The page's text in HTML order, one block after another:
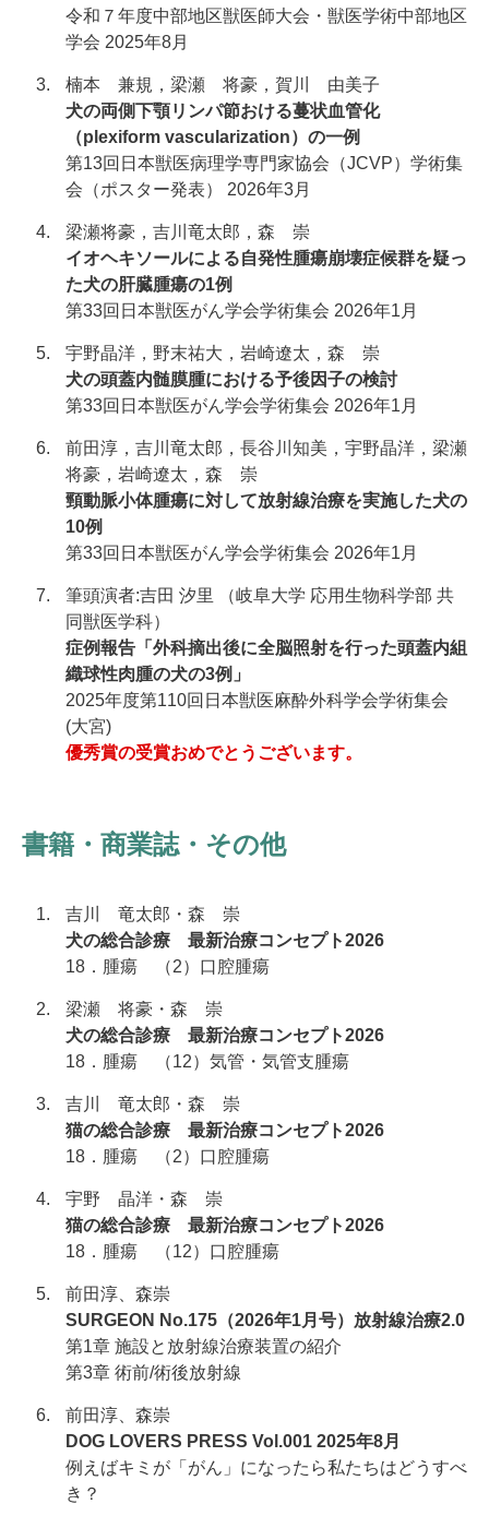
令和７年度中部地区獣医師大会・獣医学術中部地区
学会 2025年8月
楠本 兼規，梁瀬 将豪，賀川 由美子
犬の両側下顎リンパ節おける蔓状血管化
（plexiform vascularization）の一例
第13回日本獣医病理学専門家協会（JCVP）学術集
会（ポスター発表） 2026年3月
梁瀬将豪，吉川竜太郎，森 崇
イオヘキソールによる自発性腫瘍崩壊症候群を疑っ
た犬の肝臓腫瘍の1例
第33回日本獣医がん学会学術集会 2026年1月
宇野晶洋，野末祐大，岩崎遼太，森 崇
犬の頭蓋内髄膜腫における予後因子の検討
第33回日本獣医がん学会学術集会 2026年1月
前田淳，吉川竜太郎，長谷川知美，宇野晶洋，梁瀬
将豪，岩崎遼太，森 崇
頸動脈小体腫瘍に対して放射線治療を実施した犬の
10例
第33回日本獣医がん学会学術集会 2026年1月
筆頭演者:吉田 汐里 （岐阜大学 応用生物科学部 共
同獣医学科）
症例報告「外科摘出後に全脳照射を行った頭蓋内組
織球性肉腫の犬の3例」
2025年度第110回日本獣医麻酔外科学会学術集会
(大宮)
優秀賞の受賞おめでとうございます。
書籍・商業誌・その他
吉川 竜太郎・森 崇
犬の総合診療 最新治療コンセプト2026
18．腫瘍 （2）口腔腫瘍
梁瀬 将豪・森 崇
犬の総合診療 最新治療コンセプト2026
18．腫瘍 （12）気管・気管支腫瘍
吉川 竜太郎・森 崇
猫の総合診療 最新治療コンセプト2026
18．腫瘍 （2）口腔腫瘍
宇野 晶洋・森 崇
猫の総合診療 最新治療コンセプト2026
18．腫瘍 （12）口腔腫瘍
前田淳、森崇
SURGEON No.175（2026年1月号）放射線治療2.0
第1章 施設と放射線治療装置の紹介
第3章 術前/術後放射線
前田淳、森崇
DOG LOVERS PRESS Vol.001 2025年8月
例えばキミが「がん」になったら私たちはどうすべ
き？